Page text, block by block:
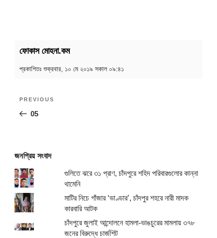
ফোকাস মোহনা.কম
প্রকাশিতঃ শুক্রবার, ১০ মে ২০১৯ সকাল ০৯:৪১
Previous
Post
PREVIOUS
05
জনপ্রিয় সংবাদ
গুলিতে ঝরে ৩১ প্রাণ, চাঁদপুরে শহিদ পরিবারগুলোর কান্না
থামেনি
মাটির নিচে গাঁজার ‘ভাণ্ডার’, চাঁদপুর শহরে নারী মাদক
কারবারি আটক
চাঁদপুরে জুলাই আন্দোলনে হামলা-ভাঙচুরের মামলায় ৩৭৮
জনের বিরুদ্ধে চার্জশিট